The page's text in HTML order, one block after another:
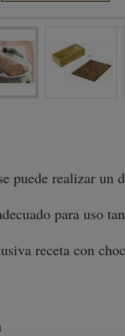
puede realizar un
para uso
receta con